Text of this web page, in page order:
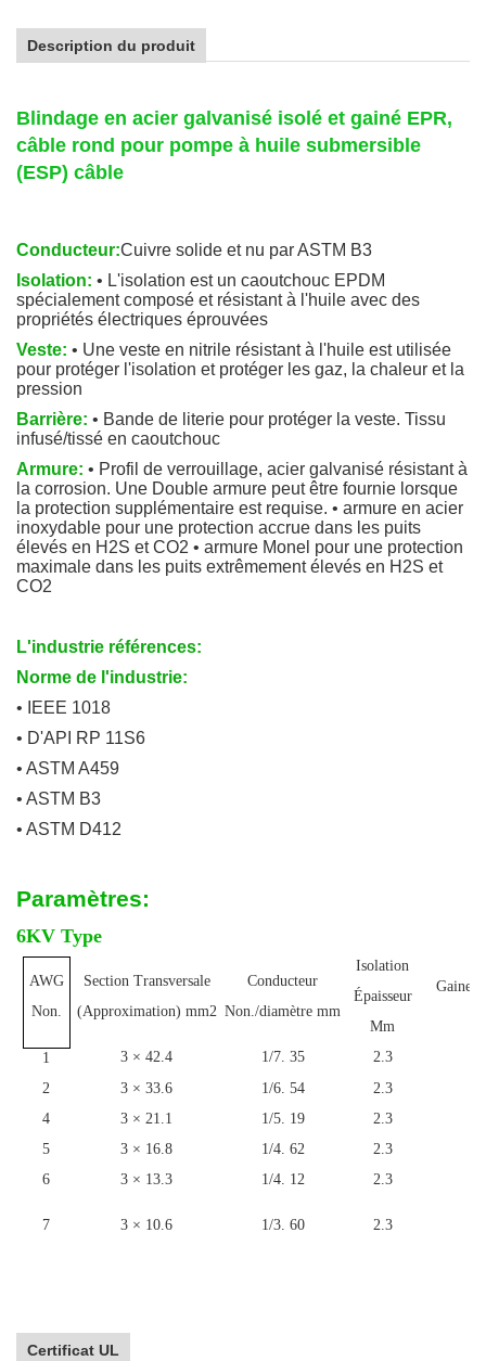
Description du produit
Blindage en acier galvanisé isolé et gainé EPR,
câble rond pour pompe à huile submersible
(ESP) câble
Conducteur:Cuivre solide et nu par ASTM B3
Isolation: • L'isolation est un caoutchouc EPDM
spécialement composé et résistant à l'huile avec des
propriétés électriques éprouvées
Veste: • Une veste en nitrile résistant à l'huile est utilisée
pour protéger l'isolation et protéger les gaz, la chaleur et la
pression
Barrière: • Bande de literie pour protéger la veste. Tissu
infusé/tissé en caoutchouc
Armure: • Profil de verrouillage, acier galvanisé résistant à
la corrosion. Une Double armure peut être fournie lorsque
la protection supplémentaire est requise. • armure en acier
inoxydable pour une protection accrue dans les puits
élevés en H2S et CO2 • armure Monel pour une protection
maximale dans les puits extrêmement élevés en H2S et
CO2
L'industrie références:
Norme de l'industrie:
• IEEE 1018
• D'API RP 11S6
• ASTM A459
• ASTM B3
• ASTM D412
Paramètres:
6KV Type
AWG
Non.
Section Transversale
(Approximation) mm2
Conducteur
Non./diamètre mm
Isolation
Épaisseur
Mm
Gaine
1 3 × 42.4 1/7. 35 2.3
2
3 × 33.6 1/6. 54 2.3
4
3 × 21.1 1/5. 19 2.3
5
3 × 16.8 1/4. 62 2.3
6
3 × 13.3 1/4. 12 2.3
7 3 × 10.6 1/3. 60 2.3
Certificat UL